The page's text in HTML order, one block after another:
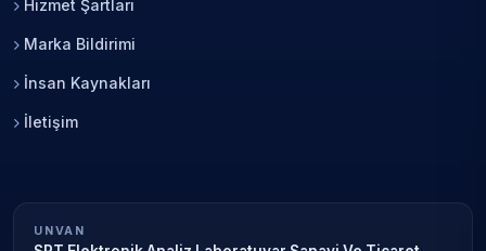
Hizmet Şartları
Marka Bildirimi
İnsan Kaynakları
İletişim
UNVAN